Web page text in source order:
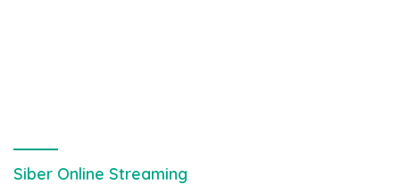
Siber Online Streaming